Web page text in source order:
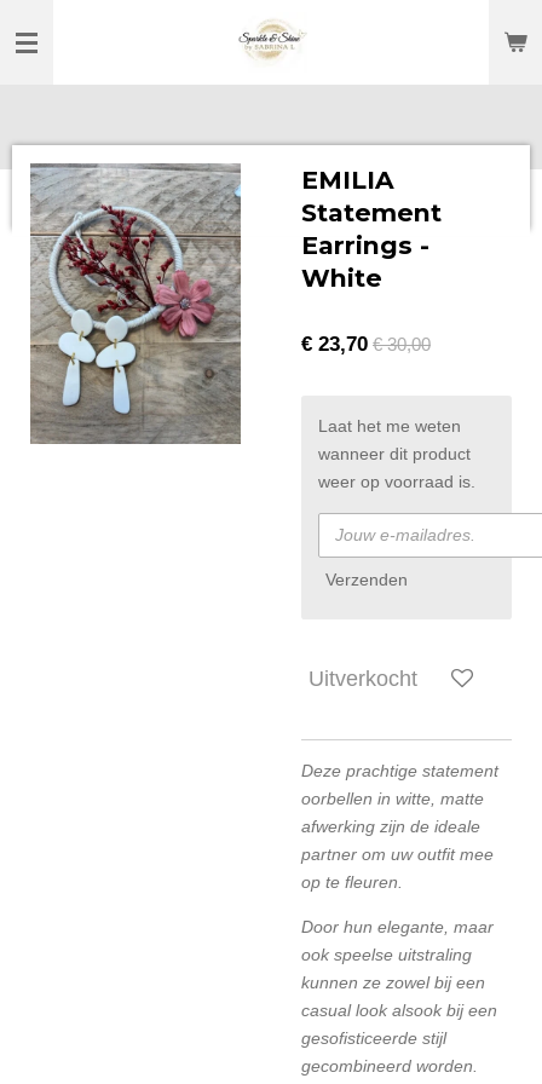
direct
EMILIA
Statement
Earrings -
White
€ 23,70 € 30,00
Laat het me weten
wanneer dit product
weer op voorraad is.
Verzenden
Uitverkocht
Deze prachtige statement
oorbellen in witte, matte
afwerking zijn de ideale
partner om uw outfit mee
op te fleuren.
Door hun elegante, maar
ook speelse uitstraling
kunnen ze zowel bij een
casual look alsook bij een
gesofisticeerde stijl
gecombineerd worden.